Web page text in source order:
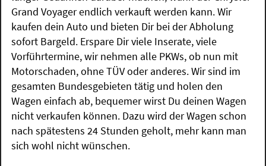
Grand Voyager endlich verkauft werden kann. Wir
kaufen dein Auto und bieten Dir bei der Abholung
sofort Bargeld. Erspare Dir viele Inserate, viele
Vorführtermine, wir nehmen alle PKWs, ob nun mit
Motorschaden, ohne TÜV oder anderes. Wir sind im
gesamten Bundesgebieten tätig und holen den
Wagen einfach ab, bequemer wirst Du deinen Wagen
nicht verkaufen können. Dazu wird der Wagen schon
nach spätestens 24 Stunden geholt, mehr kann man
sich wohl nicht wünschen.